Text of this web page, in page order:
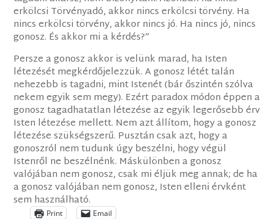
erkölcsi Törvényadó, akkor nincs erkölcsi törvény. Ha
nincs erkölcsi törvény, akkor nincs jó. Ha nincs jó, nincs
gonosz. És akkor mi a kérdés?”
Persze a gonosz akkor is velünk marad, ha Isten
létezését megkérdőjelezzük. A gonosz létét talán
nehezebb is tagadni, mint Istenét (bár őszintén szólva
nekem egyik sem megy). Ezért paradox módon éppen a
gonosz tagadhatatlan létezése az egyik legerősebb érv
Isten létezése mellett. Nem azt állítom, hogy a gonosz
létezése szükségszerű. Pusztán csak azt, hogy a
gonoszról nem tudunk úgy beszélni, hogy végül
Istenről ne beszélnénk. Máskülönben a gonosz
valójában nem gonosz, csak mi éljük meg annak; de ha
a gonosz valójában nem gonosz, Isten elleni érvként
sem használható.
Print Email